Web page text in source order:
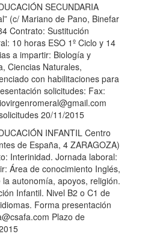
SECUNDARIA
(c/ Mariano de Pano, Binefar
Contrato: Sustitución
10 horas ESO 1º Ciclo y 14
a impartir: Biología y
Ciencias Naturales,
con habilitaciones para
solicitudes: Fax:
20/11/2015
INFANTIL Centro
de España, 4 ZARAGOZA)
Interinidad. Jornada laboral:
Área de conocimiento Inglés,
autonomía, apoyos, religión.
Infantil. Nivel B2 o C1 de
Forma presentación
Plazo de